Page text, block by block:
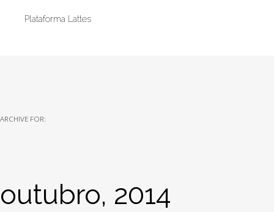
Plataforma Lattes
ARCHIVE FOR:
outubro, 2014